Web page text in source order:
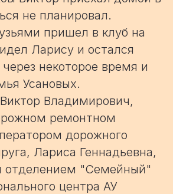
не планировал.
пришел в клуб на
Ларису и остался
некоторое время и
Усановых.
Владимирович,
ремонтном
дорожного
Лариса Геннадьевна,
отделением "Семейный"
центра АУ